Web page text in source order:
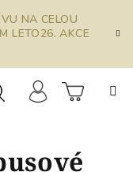
NA CELOU
LETO26. AKCE
košík